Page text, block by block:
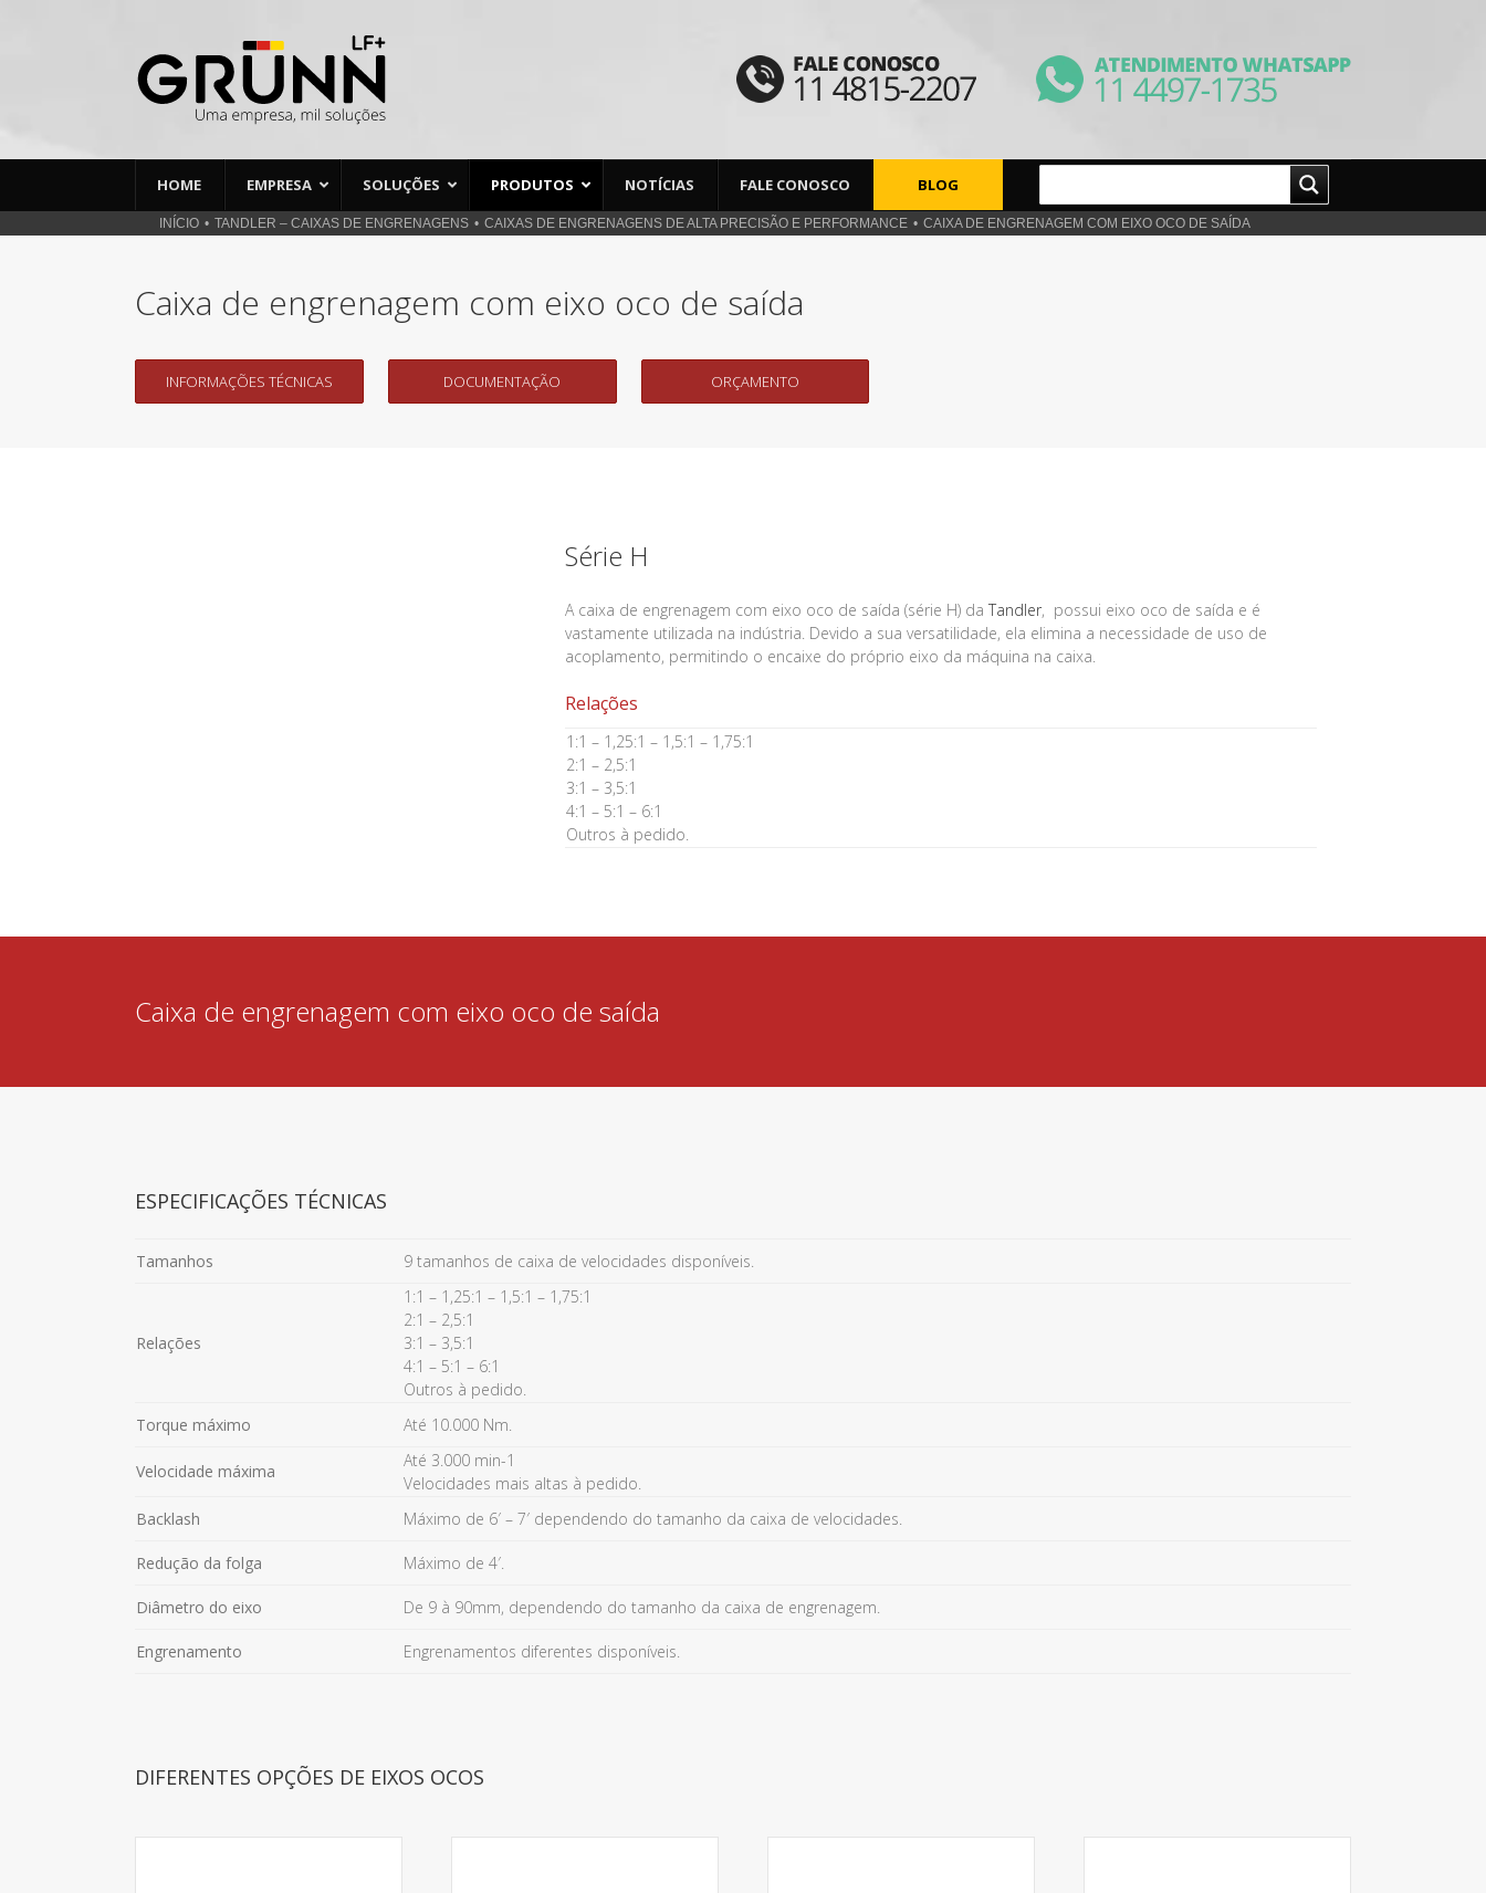
HOME EMPRESA SOLUÇÕES PRODUTOS NOTÍCIAS FALE CONOSCO BLOG
INÍCIO TANDLER – CAIXAS DE ENGRENAGENS CAIXAS DE ENGRENAGENS DE ALTA PRECISÃO E PERFORMANCE CAIXA DE ENGRENAGEM COM EIXO OCO DE SAÍDA
Caixa de engrenagem com eixo oco de saída
INFORMAÇÕES TÉCNICAS DOCUMENTAÇÃO ORÇAMENTO
Série H
A caixa de engrenagem com eixo oco de saída (série H) daTandler, possui eixo oco de saída e é
vastamente utilizada na indústria. Devido a sua versatilidade, ela elimina a necessidade de uso de
acoplamento, permitindo o encaixe do próprio eixo da máquina na caixa.
Relações
1:1 – 1,25:1 – 1,5:1 – 1,75:1
2:1 – 2,5:1
3:1 – 3,5:1
4:1 – 5:1 – 6:1
Outros à pedido.
Caixa de engrenagem com eixo oco de saída
ESPECIFICAÇÕES TÉCNICAS
Tamanhos 9 tamanhos de caixa de velocidades disponíveis.
Relações
1:1 – 1,25:1 – 1,5:1 – 1,75:1
2:1 – 2,5:1
3:1 – 3,5:1
4:1 – 5:1 – 6:1
Outros à pedido.
Torque máximo
Até 10.000 Nm.
Velocidade máxima
Até 3.000 min-1
Velocidades mais altas à pedido.
Backlash
Máximo de 6′ – 7′ dependendo do tamanho da caixa de velocidades.
Redução da folga Máximo de 4′.
Diâmetro do eixo De 9 à 90mm, dependendo do tamanho da caixa de engrenagem.
Engrenamento Engrenamentos diferentes disponíveis.
DIFERENTES OPÇÕES DE EIXOS OCOS